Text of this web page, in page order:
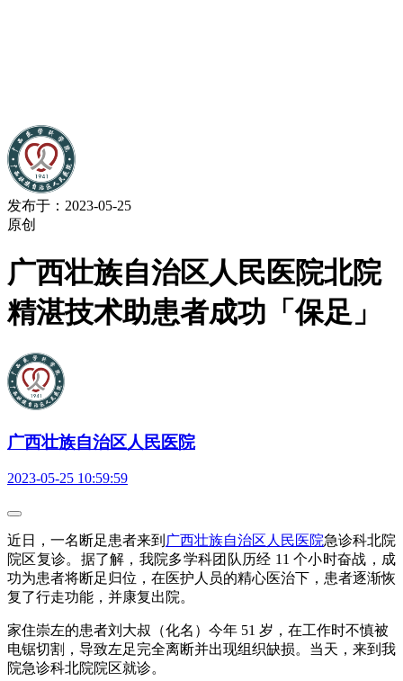
发布于：2023-05-25
原创
广西壮族自治区人民医院北院
精湛技术助患者成功「保足」
广西壮族自治区人民医院
2023-05-25 10:59:59
近日，一名断足患者来到 广西壮族自治区人民医院急诊科北院
院区复诊。据了解，我院多学科团队历经 11 个小时奋战，成
功为患者将断足归位，在医护人员的精心医治下，患者逐渐恢
复了行走功能，并康复出院。
家住崇左的患者刘大叔（化名）今年 51 岁，在工作时不慎被
电锯切割，导致左足完全离断并出现组织缺损。当天，来到我
院急诊科北院院区就诊。